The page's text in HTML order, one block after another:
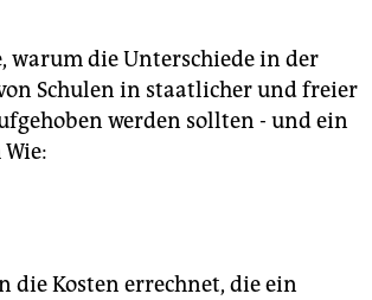
warum die Unterschiede in der
Schulen in staatlicher und freier
werden sollten - und ein
die Kosten errechnet, die ein